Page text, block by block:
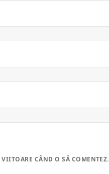
CÂND O SĂ COMENTEZ.